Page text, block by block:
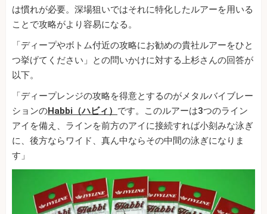
は慣れが必要。深場狙いではそれに特化したルアーを用いる
ことで攻略がより容易になる。
「ディープやボトム付近の攻略にお勧めの貴社ルアーをひと
つ挙げてください」との問いかけに対する上杉さんの回答が
以下。
「ディープレンジの攻略を得意とするのがメタルバイブレー
ションのHabbi（ハビィ） です。このルアーは3つのライン
アイを備え、ラインを前方のアイに接続すれば小刻みな泳ぎ
に、後方ならワイド、真ん中ならその中間の泳ぎになりま
す」